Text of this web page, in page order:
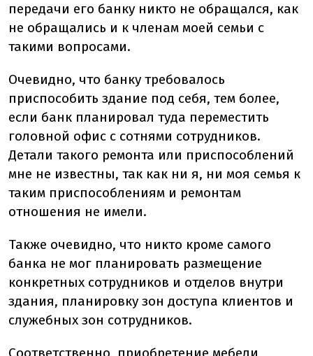
передачи его банку никто не обращался, как
не обращались и к членам моей семьи с
такими вопросами.
Очевидно, что банку требовалось
приспособить здание под себя, тем более,
если банк планировал туда переместить
головной офис с сотнями сотрудников.
Детали такого ремонта или приспособлений
мне не известны, так как ни я, ни моя семья к
таким приспособлениям и ремонтам
отношения не имели.
Также очевидно, что никто кроме самого
банка не мог планировать размещение
конкретных сотрудников и отделов внутри
здания, планировку зон доступа клиентов и
служебных зон сотрудников.